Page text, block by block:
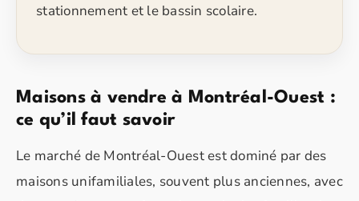
stationnement et le bassin scolaire.
Comparer avec NDG
Comparer avec Westmount
Maisons à vendre à Montréal-Ouest :
ce qu’il faut savoir
Le marché de Montréal-Ouest est dominé par des
maisons unifamiliales, souvent plus anciennes, avec